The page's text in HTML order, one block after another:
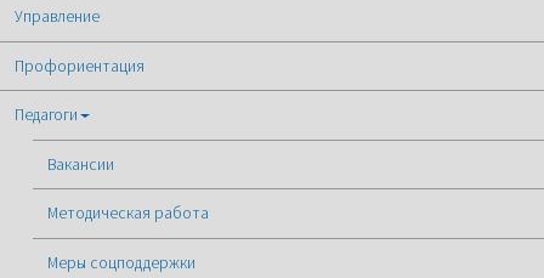
Управление
Профориентация
Педагоги
Вакансии
Методическая работа
Меры соцподдержки